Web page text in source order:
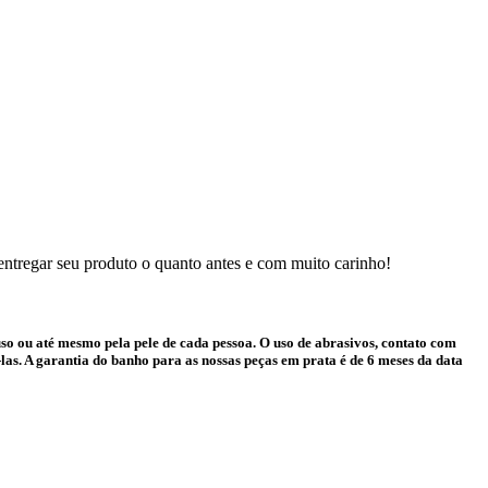
seu produto o quanto antes e com muito carinho!
até mesmo pela pele de cada pessoa. O uso de abrasivos, contato com
A garantia do banho para as nossas peças em prata é de 6 meses da data